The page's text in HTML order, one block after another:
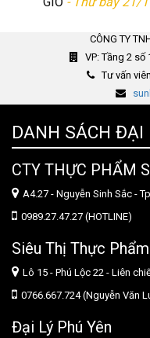
CÔNG TY
VP: Tầng 2 số
Tư vấn
DANH SÁCH ĐẠI
CTY THỰC PHẨM
A4.27 - Nguyễn Sinh Sắc -
0989.27.47.27 (HOTLINE)
Siêu Thị Thực
Lô 15 - Phú Lộc 22 - Liên
0766.667.724 (Nguyễn Văn
Đại Lý Phú Yên